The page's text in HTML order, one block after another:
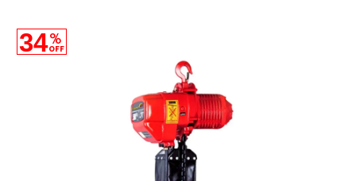
34%
OFF